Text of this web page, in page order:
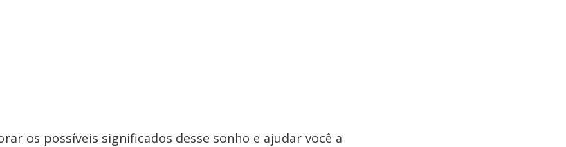
os possíveis significados desse sonho e ajudar você a